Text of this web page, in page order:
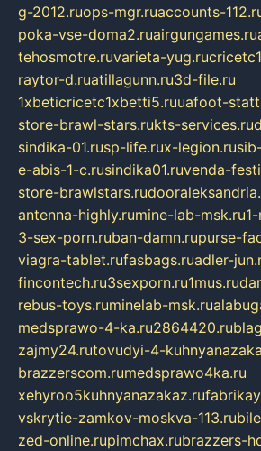
g-2012.ruops-mgr.ruaccounts-
poka-vse-doma2.ruairgungames.ru
tehosmotre.ruvarieta-yug.ru
raytor-d.ruatillagunn.ru3d-file.ru
1xbeticricetc1xbetti5.ruuafoot-
store-brawl-stars.rukts-services.ru
sindika-01.rusp-life.rux-legion.ru
e-abis-1-c.rusindika01.ruvenda-
store-brawlstars.ru
antenna-highly.rumine-lab-msk.ru
3-sex-porn.ruban-damn.rupurse-
viagra-tablet.rufasbags.ruadler-
fincontech.ru3sexporn.ru1mus.ru
rebus-toys.ruminelab-msk.ru
medsprawo-4-ka.ru2864420.ru
zajmy24.rutovudyi-4-
brazzerscom.rumedsprawo4ka.ru
xehyroo5kuhnyanazakaz.ru
vskrytie-zamkov-moskva-113.ru
zed-online.rupimchax.rubrazzers-